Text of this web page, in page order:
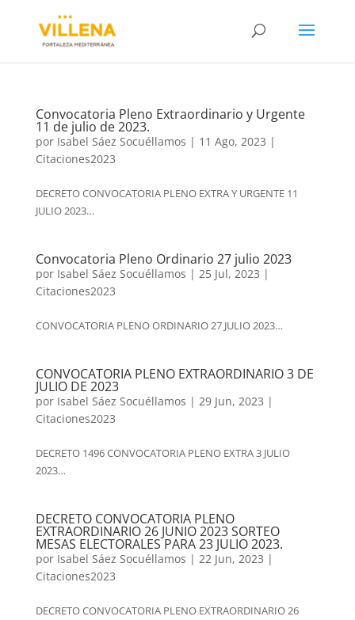
Convocatoria Pleno Extraordinario y Urgente
11 de julio de 2023.
por Isabel Sáez Socuéllamos | 11 Ago, 2023 |
Citaciones2023
DECRETO CONVOCATORIA PLENO EXTRA Y URGENTE 11
JULIO 2023…
Convocatoria Pleno Ordinario 27 julio 2023
por Isabel Sáez Socuéllamos | 25 Jul, 2023 |
Citaciones2023
CONVOCATORIA PLENO ORDINARIO 27 JULIO 2023…
CONVOCATORIA PLENO EXTRAORDINARIO 3 DE
JULIO DE 2023
por Isabel Sáez Socuéllamos | 29 Jun, 2023 |
Citaciones2023
DECRETO 1496 CONVOCATORIA PLENO EXTRA 3 JULIO
2023…
DECRETO CONVOCATORIA PLENO
EXTRAORDINARIO 26 JUNIO 2023 SORTEO
MESAS ELECTORALES PARA 23 JULIO 2023.
por Isabel Sáez Socuéllamos | 22 Jun, 2023 |
Citaciones2023
DECRETO CONVOCATORIA PLENO EXTRAORDINARIO 26